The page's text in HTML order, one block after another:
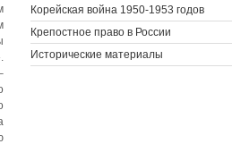
Корейская война 1950-1953 годов
Крепостное право в России
Исторические материалы